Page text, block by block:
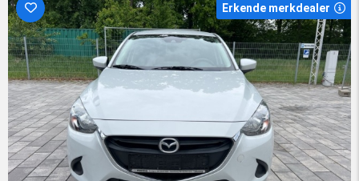
Erkende merkdealer